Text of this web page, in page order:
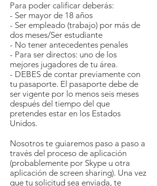
Para poder calificar deberás:
- Ser mayor de 18 años
- Ser empleado (trabajo) por más de
dos meses/Ser estudiante
- No tener antecedentes penales
- Para ser directos: uno de los
mejores jugadores de tu área.
- DEBES de contar previamente con
tu pasaporte. El pasaporte debe de
ser vigente por lo menos seis meses
después del tiempo del que
pretendes estar en los Estados
Unidos.
Nosotros te guiaremos paso a paso a
través del proceso de aplicación
(probablemente por Skype u otra
aplicación de screen sharing). Una vez
que tu solicitud sea enviada, te